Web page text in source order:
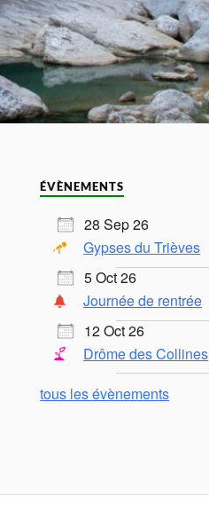
ÉVÈNEMENTS
28 Sep 26
Gypses du Trièves
5 Oct 26
Journée de rentrée
12 Oct 26
Drôme des Collines
tous les évènements